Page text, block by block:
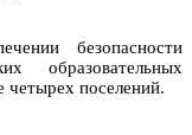
безопасности
образовательных
поселений.